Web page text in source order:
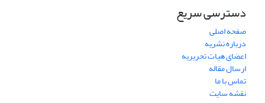
دسترسی سریع
صفحه اصلی
درباره نشریه
اعضای هیات تحریریه
ارسال مقاله
تماس با ما
نقشه سایت